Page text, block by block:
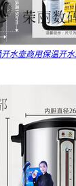
水壶商用保温开